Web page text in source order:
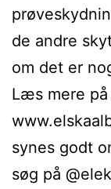
de andre
om det er
Læs mere på
synes godt
søg på